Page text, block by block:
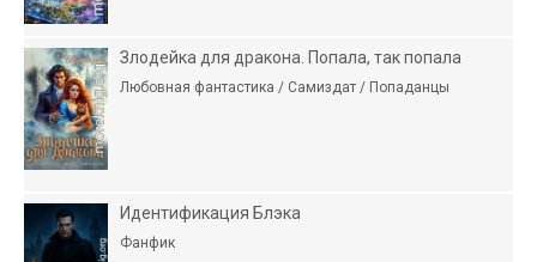
Злодейка для дракона. Попала, так попала
Любовная фантастика / Самиздат / Попаданцы
Идентификация Блэка
Фанфик